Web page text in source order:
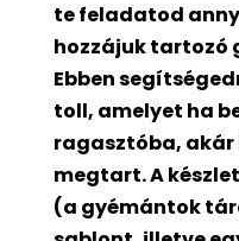
te feladatod
hozzájuk tartozó
Ebben
toll, amelyet ha
ragasztóba,
megtart. A
(a gyémántok